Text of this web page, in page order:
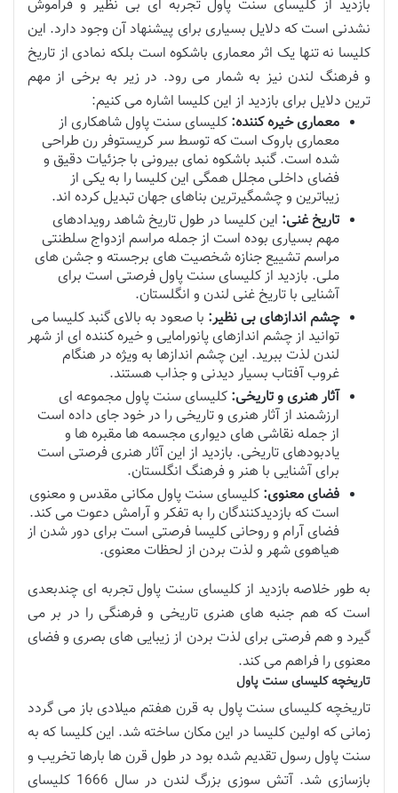
بازدید از کلیسای سنت پاول تجربه ای بی نظیر و فراموش
نشدنی است که دلایل بسیاری برای پیشنهاد آن وجود دارد. این
کلیسا نه تنها یک اثر معماری باشکوه است بلکه نمادی از تاریخ
و فرهنگ لندن نیز به شمار می رود. در زیر به برخی از مهم
ترین دلایل برای بازدید از این کلیسا اشاره می کنیم:
معماری خیره کننده: کلیسای سنت پاول شاهکاری از
معماری باروک است که توسط سر کریستوفر رن طراحی
شده است. گنبد باشکوه نمای بیرونی با جزئیات دقیق و
فضای داخلی مجلل همگی این کلیسا را به یکی از
زیباترین و چشمگیرترین بناهای جهان تبدیل کرده اند.
تاریخ غنی: این کلیسا در طول تاریخ شاهد رویدادهای
مهم بسیاری بوده است از جمله مراسم ازدواج سلطنتی
مراسم تشییع جنازه شخصیت های برجسته و جشن های
ملی. بازدید از کلیسای سنت پاول فرصتی است برای
آشنایی با تاریخ غنی لندن و انگلستان.
چشم اندازهای بی نظیر: با صعود به بالای گنبد کلیسا می
توانید از چشم اندازهای پانورامایی و خیره کننده ای از شهر
لندن لذت ببرید. این چشم اندازها به ویژه در هنگام
غروب آفتاب بسیار دیدنی و جذاب هستند.
آثار هنری و تاریخی: کلیسای سنت پاول مجموعه ای
ارزشمند از آثار هنری و تاریخی را در خود جای داده است
از جمله نقاشی های دیواری مجسمه ها مقبره ها و
یادبودهای تاریخی. بازدید از این آثار هنری فرصتی است
برای آشنایی با هنر و فرهنگ انگلستان.
فضای معنوی: کلیسای سنت پاول مکانی مقدس و معنوی
است که بازدیدکنندگان را به تفکر و آرامش دعوت می کند.
فضای آرام و روحانی کلیسا فرصتی است برای دور شدن از
هیاهوی شهر و لذت بردن از لحظات معنوی.
به طور خلاصه بازدید از کلیسای سنت پاول تجربه ای چندبعدی
است که هم جنبه های هنری تاریخی و فرهنگی را در بر می
گیرد و هم فرصتی برای لذت بردن از زیبایی های بصری و فضای
معنوی را فراهم می کند.
تاریخچه کلیسای سنت پاول
تاریخچه کلیسای سنت پاول به قرن هفتم میلادی باز می گردد
زمانی که اولین کلیسا در این مکان ساخته شد. این کلیسا که به
سنت پاول رسول تقدیم شده بود در طول قرن ها بارها تخریب و
بازسازی شد. آتش سوزی بزرگ لندن در سال 1666 کلیسای